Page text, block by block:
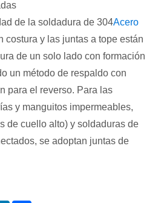
de la soldadura de 304Acero
costura y las juntas a tope están
de un solo lado con formación
un método de respaldo con
para el reverso. Para las
y manguitos impermeables,
de cuello alto) y soldaduras de
se adoptan juntas de